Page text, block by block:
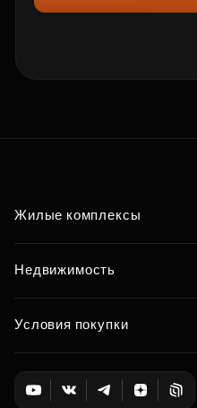
Жилые комплексы
Недвижимость
Условия покупки